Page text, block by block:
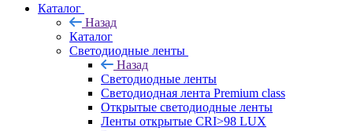
Каталог
Назад
Каталог
Светодиодные ленты
Назад
Светодиодные ленты
Светодиодная лента Premium class
Открытые светодиодные ленты
Ленты открытые CRI>98 LUX